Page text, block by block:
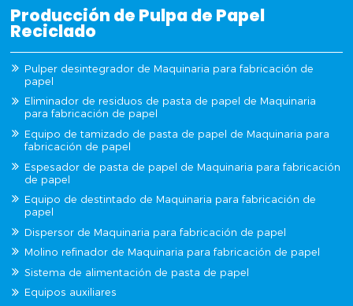
Producción de Pulpa de Papel
Reciclado
Pulper desintegrador de Maquinaria para fabricación de
papel
Eliminador de residuos de pasta de papel de Maquinaria
para fabricación de papel
Equipo de tamizado de pasta de papel de Maquinaria para
fabricación de papel
Espesador de pasta de papel de Maquinaria para fabricación
de papel
Equipo de destintado de Maquinaria para fabricación de
papel
Dispersor de Maquinaria para fabricación de papel
Molino refinador de Maquinaria para fabricación de papel
Sistema de alimentación de pasta de papel
Equipos auxiliares